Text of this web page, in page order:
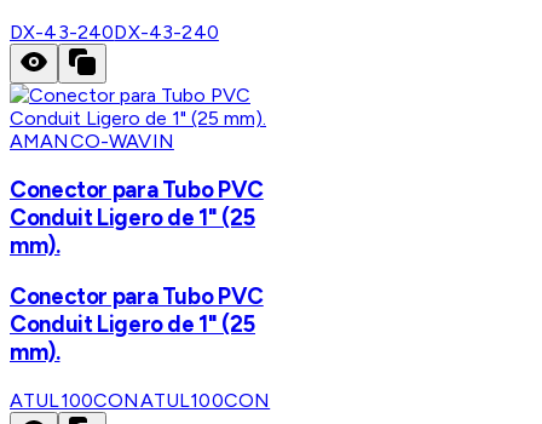
DX-43-240DX-43-240
AMANCO-WAVIN
Conector para Tubo PVC
Conduit Ligero de 1" (25
mm).
Conector para Tubo PVC
Conduit Ligero de 1" (25
mm).
ATUL100CONATUL100CON